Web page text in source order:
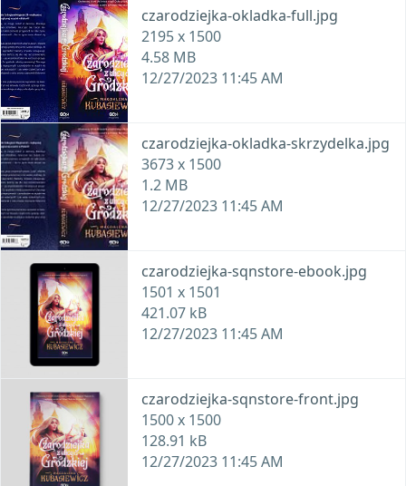
czarodziejka-okladka-full.jpg
2195 x 1500
4.58 MB
12/27/2023 11:45 AM
czarodziejka-okladka-skrzydelka.jpg
3673 x 1500
1.2 MB
12/27/2023 11:45 AM
czarodziejka-sqnstore-ebook.jpg
1501 x 1501
421.07 kB
12/27/2023 11:45 AM
czarodziejka-sqnstore-front.jpg
1500 x 1500
128.91 kB
12/27/2023 11:45 AM